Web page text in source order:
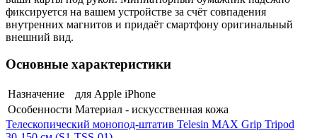
фиксируется на вашем устройстве за счёт совпадения
внутренних магнитов и придаёт смартфону оригинальный
внешний вид.
Основные характеристики
Назначение
для Apple iPhone
Особенности Материал - искусственная кожа
Телескопический монопод-штатив Telesin MAX Grip Tripod